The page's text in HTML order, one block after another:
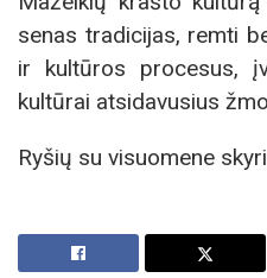
senas tradicijas, remti
ir kultūros procesus,
kultūrai atsidavusius
Ryšių su visuomene